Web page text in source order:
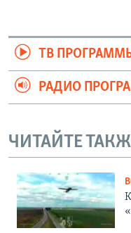
ТВ
РАДИО
ЧИТАЙТЕ